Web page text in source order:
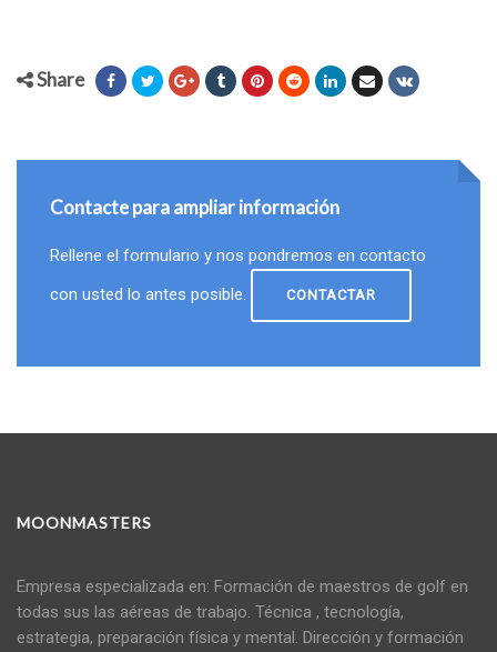
Share
Contacte para ampliar información
Rellene el formulario y nos pondremos en contacto
con usted lo antes posible.
CONTACTAR
MOONMASTERS
Empresa especializada en: Formación de maestros de golf en
todas sus las aéreas de trabajo. Técnica , tecnología,
estrategia, preparación física y mental. Dirección y formación